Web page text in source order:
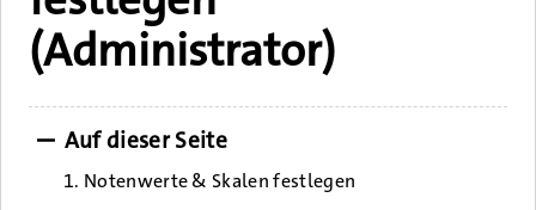
(Administrator)
Auf dieser Seite
1. Notenwerte & Skalen festlegen